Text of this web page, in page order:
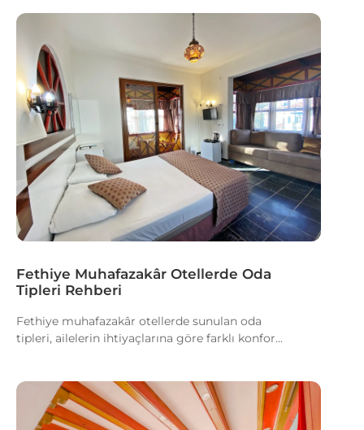
Fethiye Muhafazakâr Otellerde Oda
Tipleri Rehberi
Fethiye muhafazakâr otellerde sunulan oda
tipleri, ailelerin ihtiyaçlarına göre farklı konfor...